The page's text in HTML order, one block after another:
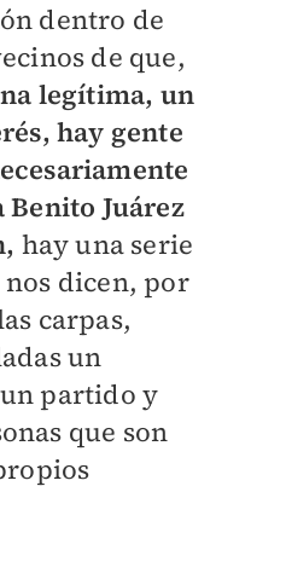
dentro de
de que,
legítima, un
hay gente
Benito Juárez
hay una serie
nos dicen, por
carpas,
un
partido y
que son